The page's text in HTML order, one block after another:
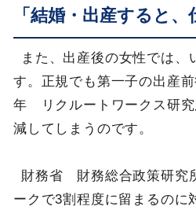
「結婚・出産すると、
また、出産後の女性では、
す。正規でも第一子の出産
年 リクルートワークス研究
減してしまうのです。
財務省 財務総合政策研究
ークで3割程度に留まるの